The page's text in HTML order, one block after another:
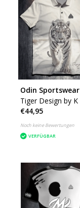
Odin Sportswear
Tiger Design by K
€44,95
Noch keine Bewertungen
VERFÜGBAR